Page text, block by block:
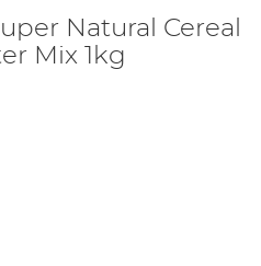
Natural Cereal
Mix 1kg